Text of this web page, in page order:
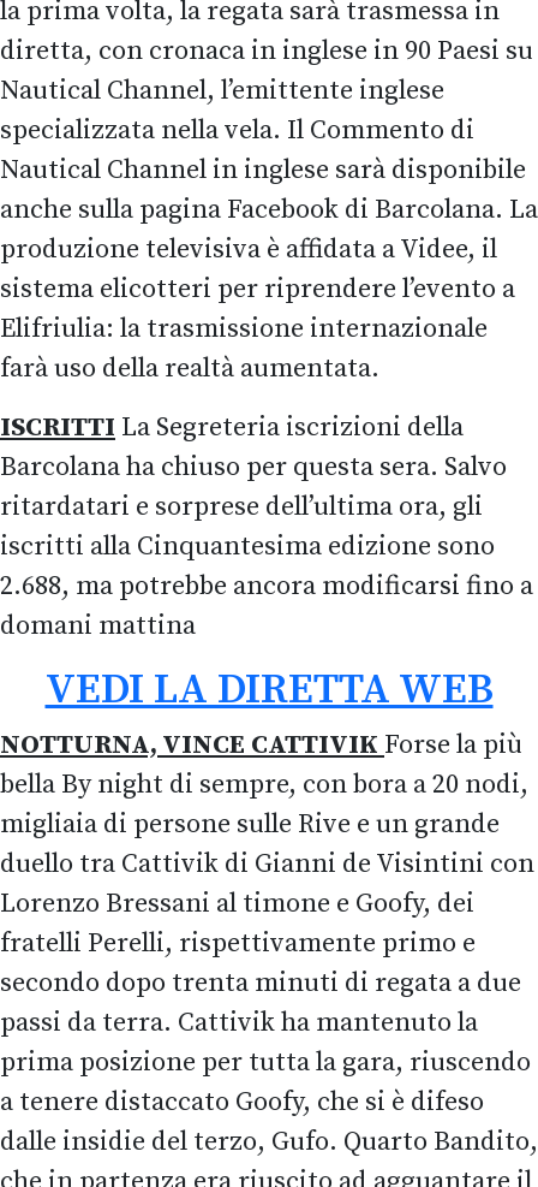
la prima volta, la regata sarà trasmessa in
diretta, con cronaca in inglese in 90 Paesi su
Nautical Channel, l’emittente inglese
specializzata nella vela. Il Commento di
Nautical Channel in inglese sarà disponibile
anche sulla pagina Facebook di Barcolana. La
produzione televisiva è affidata a Videe, il
sistema elicotteri per riprendere l’evento a
Elifriulia: la trasmissione internazionale
farà uso della realtà aumentata.
ISCRITTI La Segreteria iscrizioni della
Barcolana ha chiuso per questa sera. Salvo
ritardatari e sorprese dell’ultima ora, gli
iscritti alla Cinquantesima edizione sono
2.688, ma potrebbe ancora modificarsi fino a
domani mattina
VEDI LA DIRETTA WEB
NOTTURNA, VINCE CATTIVIK Forse la più
bella By night di sempre, con bora a 20 nodi,
migliaia di persone sulle Rive e un grande
duello tra Cattivik di Gianni de Visintini con
Lorenzo Bressani al timone e Goofy, dei
fratelli Perelli, rispettivamente primo e
secondo dopo trenta minuti di regata a due
passi da terra. Cattivik ha mantenuto la
prima posizione per tutta la gara, riuscendo
a tenere distaccato Goofy, che si è difeso
dalle insidie del terzo, Gufo. Quarto Bandito,